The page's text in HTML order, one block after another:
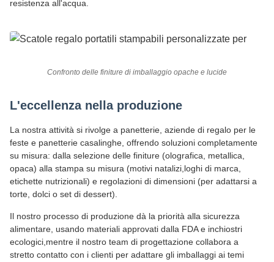
resistenza all'acqua.
Confronto delle finiture di imballaggio opache e lucide
L'eccellenza nella produzione
La nostra attività si rivolge a panetterie, aziende di regalo per le
feste e panetterie casalinghe, offrendo soluzioni completamente
su misura: dalla selezione delle finiture (olografica, metallica,
opaca) alla stampa su misura (motivi natalizi,loghi di marca,
etichette nutrizionali) e regolazioni di dimensioni (per adattarsi a
torte, dolci o set di dessert).
Il nostro processo di produzione dà la priorità alla sicurezza
alimentare, usando materiali approvati dalla FDA e inchiostri
ecologici,mentre il nostro team di progettazione collabora a
stretto contatto con i clienti per adattare gli imballaggi ai temi